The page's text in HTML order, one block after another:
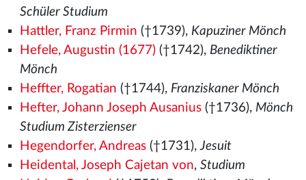
Schüler Studium
Hattler, Franz Pirmin (†1739), Kapuziner Mönch
Hefele, Augustin (1677)(†1742), Benediktiner
Mönch
Heffter, Rogatian (†1744), Franziskaner Mönch
Hefter, Johann Joseph Ausanius(†1736), Mönch
Studium Zisterzienser
Hegendorfer, Andreas(†1731),Jesuit
Heidental, Joseph Cajetan von, Studium